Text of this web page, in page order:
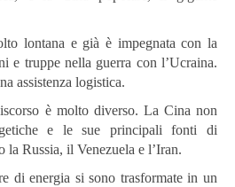
lontana e già è impegnata con la
e truppe nella guerra con l’Ucraina.
assistenza logistica.
è molto diverso. La Cina non
e le sue principali fonti di
la Russia, il Venezuela e l’Iran.
di energia si sono trasformate in un